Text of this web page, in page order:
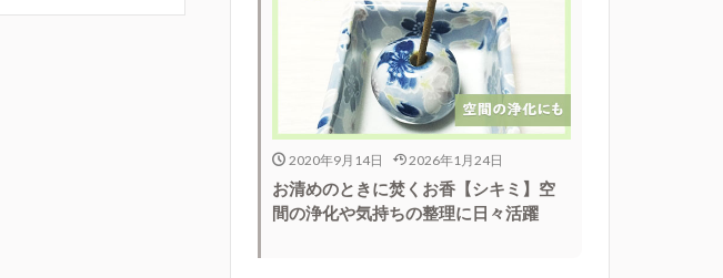
2020年9月14日 2026年1月24日
お清めのときに焚くお香【シキミ】空
間の浄化や気持ちの整理に日々活躍